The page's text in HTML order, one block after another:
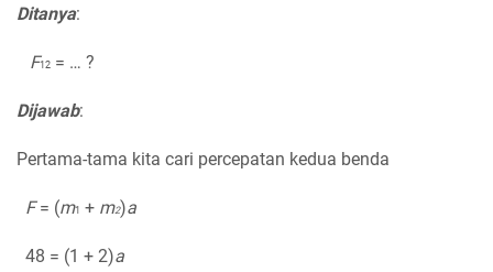
Ditanya:
F12 = … ?
Dijawab:
Pertama-tama kita cari percepatan kedua benda
F= (m1 + m2)a
48 = (1 + 2)a